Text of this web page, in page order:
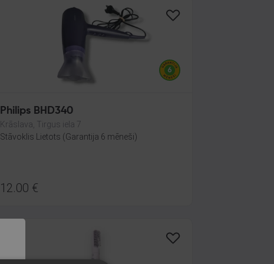
Philips BHD340
Krāslava, Tirgus iela 7
Stāvoklis Lietots (Garantija 6 mēneši)
12.00 €